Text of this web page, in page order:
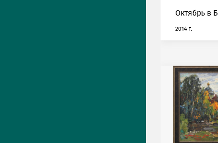
Октябрь в
2014 г.